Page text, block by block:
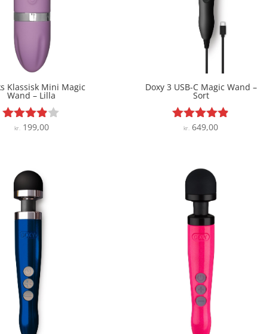
Klassisk Mini Magic
Wand – Lilla
Vurderet
kr.199,00
Doxy 3 USB-C Magic Wand –
Sort
Vurderet
kr. 649,00